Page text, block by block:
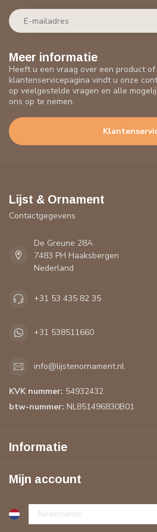
Meer informatie
Heeft u een vraag over een product
klantenservicepagina vindt u onze
op veelgestelde vragen en alle
ons op te nemen.
Lijst & Ornament
Contactgegevens
De Greune 28A
7483 PH Haaksbergen
Nederland
+31 53 435 82 35
+31 538511660
info@lijstenornament.nl
KVK nummer: 54932432
btw-nummer: NL851496830B01
Informatie
Mijn account